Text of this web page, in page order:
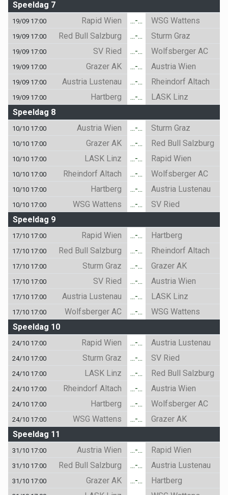
Speeldag 7
19/09 17:00 Rapid Wien ...-... WSG Wattens
19/09 17:00 Red Bull Salzburg ...-... Sturm Graz
19/09 17:00 SV Ried ...-... Wolfsberger AC
19/09 17:00 Grazer AK ...-... Austria Wien
19/09 17:00 Austria Lustenau ...-... Rheindorf Altach
19/09 17:00 Hartberg ...-...
LASK Linz
Speeldag 8
10/10 17:00 Austria Wien ...-... Sturm Graz
10/10 17:00 Grazer AK ...-... Red Bull Salzburg
10/10 17:00 LASK Linz ...-... Rapid Wien
10/10 17:00 Rheindorf Altach ...-... Wolfsberger AC
10/10 17:00 Hartberg ...-... Austria Lustenau
10/10 17:00 WSG Wattens ...-...
SV Ried
Speeldag 9
17/10 17:00 Rapid Wien ...-... Hartberg
17/10 17:00 Red Bull Salzburg ...-... Rheindorf Altach
17/10 17:00 Sturm Graz ...-... Grazer AK
17/10 17:00 SV Ried ...-... Austria Wien
17/10 17:00 Austria Lustenau ...-... LASK Linz
17/10 17:00 Wolfsberger AC ...-...
WSG Wattens
Speeldag 10
24/10 17:00 Rapid Wien ...-... Austria Lustenau
24/10 17:00 Sturm Graz ...-... SV Ried
24/10 17:00 LASK Linz ...-... Red Bull Salzburg
24/10 17:00 Rheindorf Altach ...-... Austria Wien
24/10 17:00 Hartberg ...-... Wolfsberger AC
24/10 17:00 WSG Wattens ...-...
Grazer AK
Speeldag 11
31/10 17:00 Austria Wien ...-... Rapid Wien
31/10 17:00 Red Bull Salzburg ...-... Austria Lustenau
31/10 17:00 Grazer AK ...-... Hartberg